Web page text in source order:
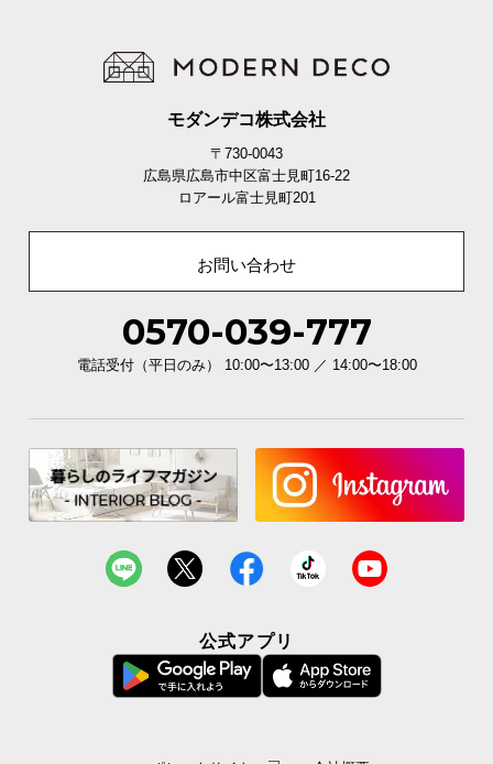
モダンデコ株式会社
〒730-0043
広島県広島市中区富士見町16-22
ロアール富士見町201
お問い合わせ
0570-039-777
電話受付（平日のみ） 10:00〜13:00 ／ 14:00〜18:00
公式アプリ